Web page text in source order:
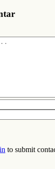
to submit